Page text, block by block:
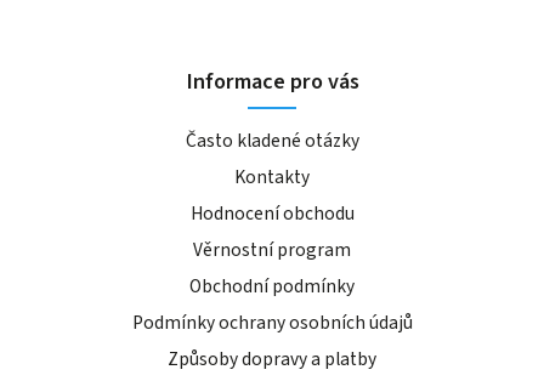
Informace pro vás
Často kladené otázky
Kontakty
Hodnocení obchodu
Věrnostní program
Obchodní podmínky
Podmínky ochrany osobních údajů
Způsoby dopravy a platby